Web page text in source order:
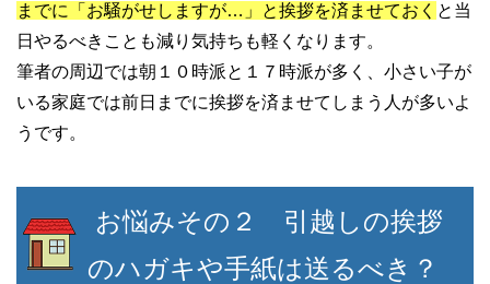
までに「お騒がせしますが…」と挨拶を済ませておく と当
日やるべきことも減り気持ちも軽くなります。
筆者の周辺では朝１０時派と１７時派が多く、小さい子が
いる家庭では前日までに挨拶を済ませてしまう人が多いよ
うです。
お悩みその２ 引越しの挨拶
のハガキや手紙は送るべき？